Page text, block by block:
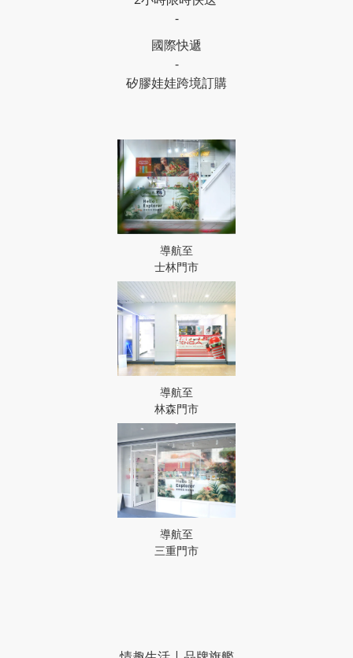
-
國際快遞
-
矽膠娃娃跨境訂購
導航至
士林門市
導航至
林森門市
導航至
三重門市